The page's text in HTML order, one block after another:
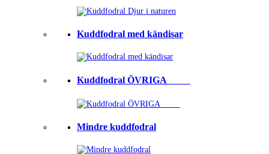
Kuddfodral med kändisar
Kuddfodral ÖVRIGA ⠀⠀⠀
Mindre kuddfodral